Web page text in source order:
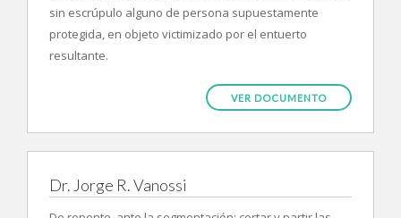
sin escrúpulo alguno de persona supuestamente
protegida, en objeto victimizado por el entuerto
resultante.
VER DOCUMENTO
Dr. Jorge R. Vanossi